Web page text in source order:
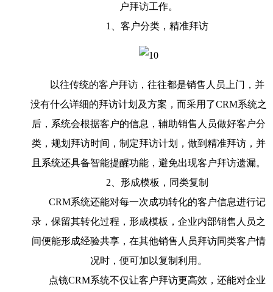
户拜访工作。
1、客户分类，精准拜访
以往传统的客户拜访，往往都是销售人员上门，并
没有什么详细的拜访计划及方案，而采用了CRM系统之
后，系统会根据客户的信息，辅助销售人员做好客户分
类，规划拜访时间，制定拜访计划，做到精准拜访，并
且系统还具备智能提醒功能，避免出现客户拜访遗漏。
2、形成模板，同类复制
CRM系统还能对每一次成功转化的客户信息进行记
录，保留其转化过程，形成模板，企业内部销售人员之
间便能形成经验共享，在其他销售人员拜访同类客户情
况时，便可加以复制利用。
点镜CRM系统不仅让客户拜访更高效，还能对企业